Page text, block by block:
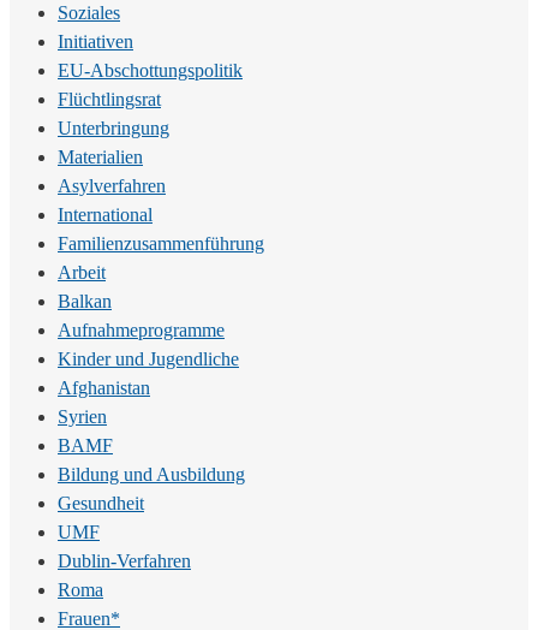
Soziales
Initiativen
EU-Abschottungspolitik
Flüchtlingsrat
Unterbringung
Materialien
Asylverfahren
International
Familienzusammenführung
Arbeit
Balkan
Aufnahmeprogramme
Kinder und Jugendliche
Afghanistan
Syrien
BAMF
Bildung und Ausbildung
Gesundheit
UMF
Dublin-Verfahren
Roma
Frauen*